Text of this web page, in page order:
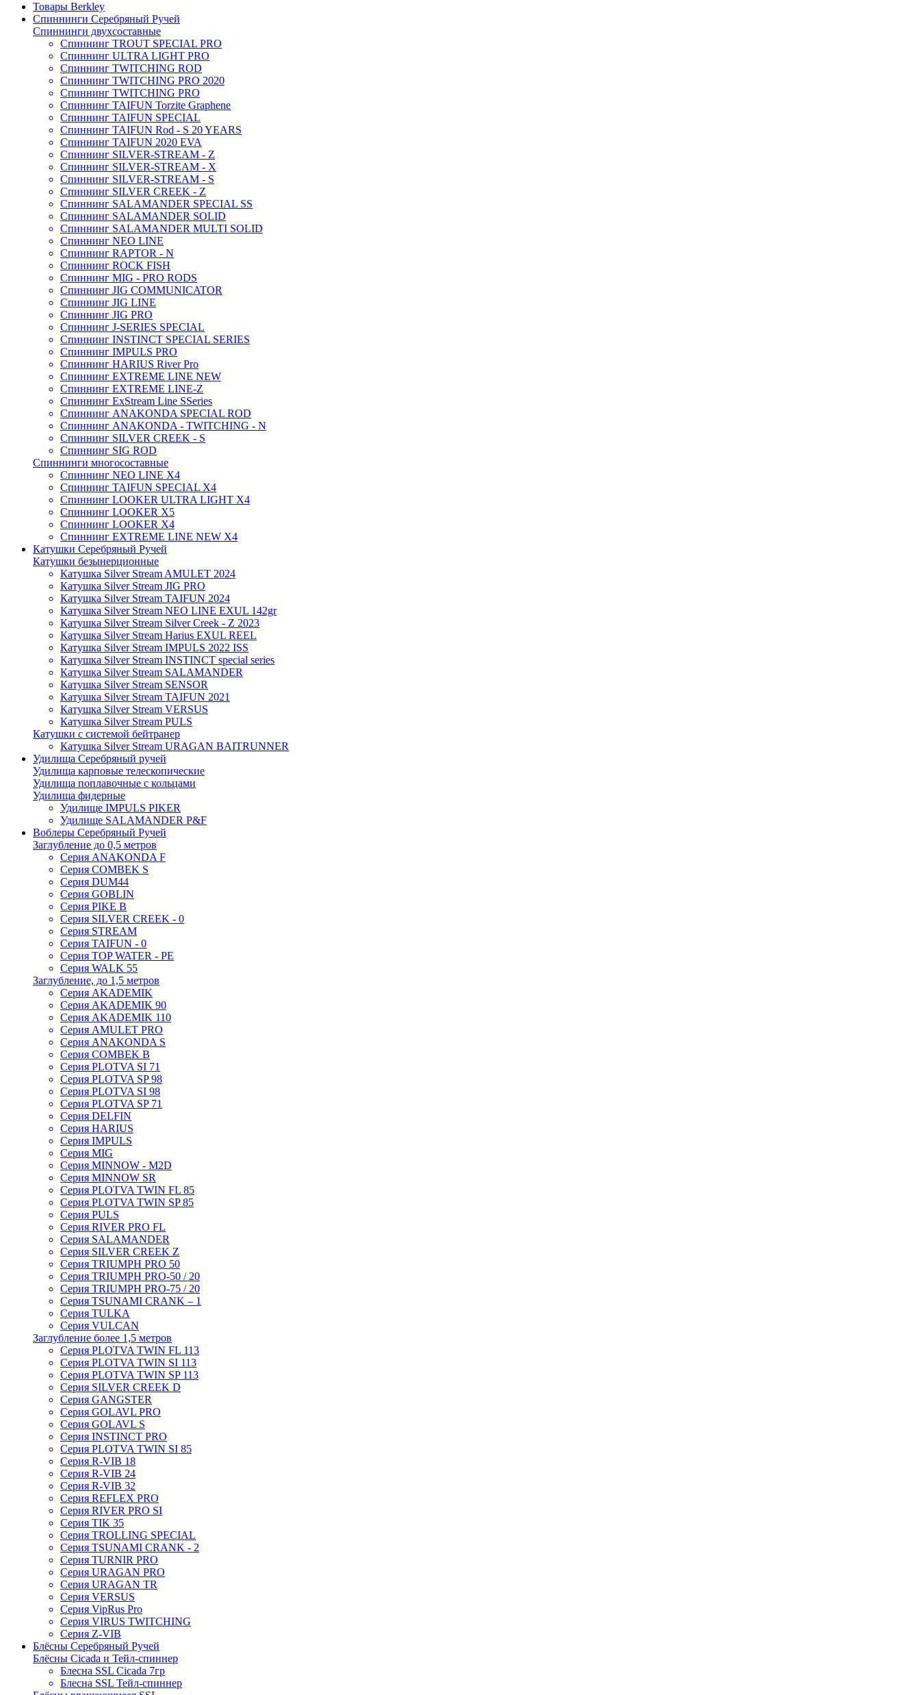
Товары Berkley
Спиннинги Серебряный Ручей
Спиннинги двухсоставные
Спиннинг TROUT SPECIAL PRO
Спиннинг ULTRA LIGHT PRO
Спиннинг TWITCHING ROD
Спиннинг TWITCHING PRO 2020
Спиннинг TWITCHING PRO
Спиннинг TAIFUN Torzite Graphene
Спиннинг TAIFUN SPECIAL
Спиннинг TAIFUN Rod - S 20 YEARS
Спиннинг TAIFUN 2020 EVA
Спиннинг SILVER-STREAM - Z
Спиннинг SILVER-STREAM - X
Спиннинг SILVER-STREAM - S
Спиннинг SILVER CREEK - Z
Спиннинг SALAMANDER SPECIAL SS
Спиннинг SALAMANDER SOLID
Спиннинг SALAMANDER MULTI SOLID
Спиннинг NEO LINE
Спиннинг RAPTOR - N
Спиннинг ROCK FISH
Спиннинг MIG - PRO RODS
Спиннинг JIG COMMUNICATOR
Спиннинг JIG LINE
Спиннинг JIG PRO
Спиннинг J-SERIES SPECIAL
Спиннинг INSTINCT SPECIAL SERIES
Спиннинг IMPULS PRO
Спиннинг HARIUS River Pro
Спиннинг EXTREME LINE NEW
Спиннинг EXTREME LINE-Z
Спиннинг ExStream Line SSeries
Спиннинг ANAKONDA SPECIAL ROD
Спиннинг ANAKONDA - TWITCHING - N
Спиннинг SILVER CREEK - S
Спиннинг SIG ROD
Спиннинги многосоставные
Спиннинг NEO LINE X4
Спиннинг TAIFUN SPECIAL X4
Спиннинг LOOKER ULTRA LIGHT X4
Спиннинг LOOKER X5
Спиннинг LOOKER X4
Спиннинг EXTREME LINE NEW X4
Катушки Серебряный Ручей
Катушки безынерционные
Катушка Silver Stream AMULET 2024
Катушка Silver Stream JIG PRO
Катушка Silver Stream TAIFUN 2024
Катушка Silver Stream NEO LINE EXUL 142gr
Катушка Silver Stream Silver Creek - Z 2023
Катушка Silver Stream Harius EXUL REEL
Катушка Silver Stream IMPULS 2022 ISS
Катушка Silver Stream INSTINCT special series
Катушка Silver Stream SALAMANDER
Катушка Silver Stream SENSOR
Катушка Silver Stream TAIFUN 2021
Катушка Silver Stream VERSUS
Катушка Silver Stream PULS
Катушки с системой бейтранер
Катушка Silver Stream URAGAN BAITRUNNER
Удилища Серебряный ручей
Удилища карповые телескопические
Удилища поплавочные с кольцами
Удилища фидерные
Удилище IMPULS PIKER
Удилище SALAMANDER P&F
Воблеры Серебряный Ручей
Заглубление до 0,5 метров
Серия ANAKONDA F
Серия COMBEK S
Серия DUM44
Серия GOBLIN
Серия PIKE B
Серия SILVER CREEK - 0
Серия STREAM
Серия TAIFUN - 0
Серия TOP WATER - PE
Серия WALK 55
Заглубление, до 1,5 метров
Серия AKADEMIK
Серия AKADEMIK 90
Серия AKADEMIK 110
Серия AMULET PRO
Серия ANAKONDA S
Серия COMBEK B
Серия PLOTVA SI 71
Серия PLOTVA SP 98
Серия PLOTVA SI 98
Серия PLOTVA SP 71
Серия DELFIN
Серия HARIUS
Серия IMPULS
Серия MIG
Серия MINNOW - M2D
Серия MINNOW SR
Серия PLOTVA TWIN FL 85
Серия PLOTVA TWIN SP 85
Серия PULS
Серия RIVER PRO FL
Серия SALAMANDER
Серия SILVER CREEK Z
Серия TRIUMPH PRO 50
Серия TRIUMPH PRO-50 / 20
Серия TRIUMPH PRO-75 / 20
Серия TSUNAMI CRANK – 1
Серия TULKA
Серия VULCAN
Заглубление более 1,5 метров
Серия PLOTVA TWIN FL 113
Серия PLOTVA TWIN SI 113
Серия PLOTVA TWIN SP 113
Серия SILVER CREEK D
Серия GANGSTER
Серия GOLAVL PRO
Серия GOLAVL S
Серия INSTINCT PRO
Серия PLOTVA TWIN SI 85
Серия R-VIB 18
Серия R-VIB 24
Серия R-VIB 32
Серия REFLEX PRO
Серия RIVER PRO SI
Серия TIK 35
Серия TROLLING SPECIAL
Серия TSUNAMI CRANK - 2
Серия TURNIR PRO
Серия URAGAN PRO
Серия URAGAN TR
Серия VERSUS
Серия VipRus Pro
Серия VIRUS TWITCHING
Серия Z-VIB
Блёсны Серебряный Ручей
Блёсны Cicada и Тейл-спиннер
Блесна SSL Cicada 7гр
Блесна SSL Тейл-спиннер